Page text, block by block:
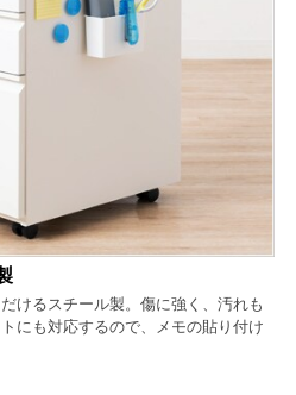
けるスチール製。傷に強く、汚れも
にも対応するので、メモの貼り付け